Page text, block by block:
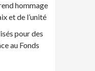
hommage
et de l’unité
pour des
au Fonds